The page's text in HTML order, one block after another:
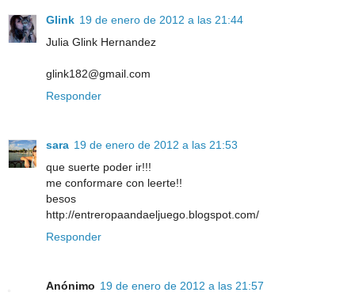
Glink 19 de enero de 2012 a las 21:44
Julia Glink Hernandez
glink182@gmail.com
Responder
sara 19 de enero de 2012 a las 21:53
que suerte poder ir!!!
me conformare con leerte!!
besos
http://entreropaandaeljuego.blogspot.com/
Responder
Anónimo 19 de enero de 2012 a las 21:57